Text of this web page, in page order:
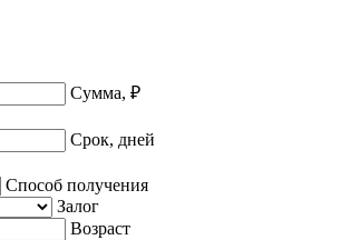
Сумма, ₽
Срок, дней
Способ получения
Залог
Возраст